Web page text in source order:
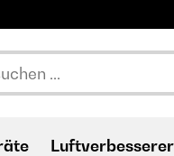
Luftverbesserer